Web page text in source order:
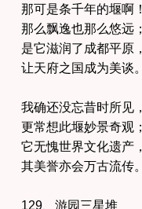
那可是条千年的堰啊！
那么飘逸也那么悠远；
是它滋润了成都平原，
让天府之国成为美谈。
我确还没忘昔时所见，
更常想此堰妙景奇观；
它无愧世界文化遗产，
其美誉亦会万古流传。
129、游园三星堆